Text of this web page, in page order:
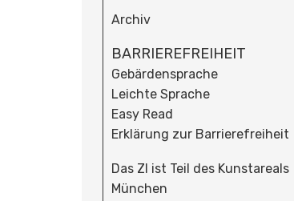
Archiv
BARRIEREFREIHEIT
Gebärdensprache
Leichte Sprache
Easy Read
Erklärung zur Barrierefreiheit
Das ZI ist Teil des Kunstareals
München